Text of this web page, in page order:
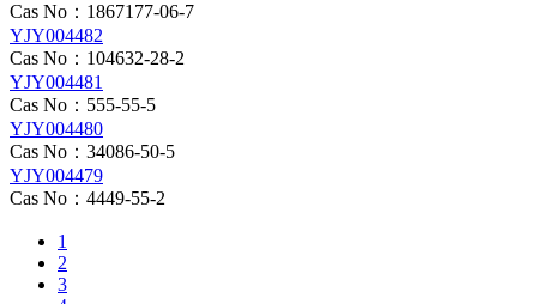
Cas No：1867177-06-7
YJY004482
Cas No：104632-28-2
YJY004481
Cas No：555-55-5
YJY004480
Cas No：34086-50-5
YJY004479
Cas No：4449-55-2
1
2
3